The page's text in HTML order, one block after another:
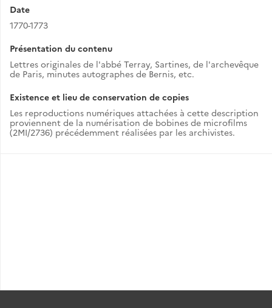
Date
1770-1773
Présentation du contenu
Lettres originales de l'abbé Terray, Sartines, de l'archevêque
de Paris, minutes autographes de Bernis, etc.
Existence et lieu de conservation de copies
Les reproductions numériques attachées à cette description
proviennent de la numérisation de bobines de microfilms
(2MI/2736) précédemment réalisées par les archivistes.